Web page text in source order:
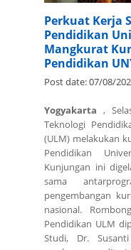
Perkuat Kerja
Pendidikan
Mangkurat
Pendidikan
Post date:07/08/
Yogyakarta ,
Teknologi
(ULM) melakukan
Pendidikan
Kunjungan ini
sama
pengembangan
nasional.
Pendidikan ULM
Studi, Dr.